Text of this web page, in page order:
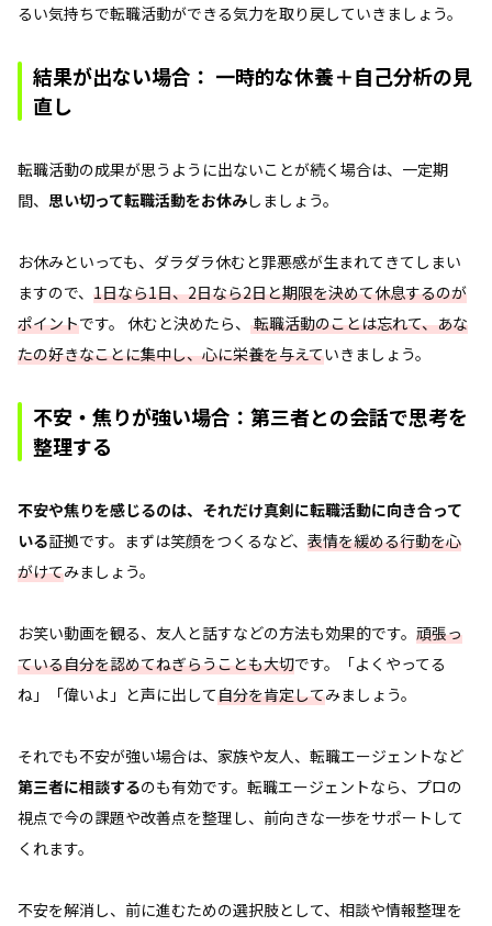
るい気持ちで転職活動ができる気力を取り戻していきましょう。
結果が出ない場合： 一時的な休養＋自己分析の見
直し
転職活動の成果が思うように出ないことが続く場合は、一定期
間、 思い切って転職活動をお休みしましょう。
お休みといっても、ダラダラ休むと罪悪感が生まれてきてしまい
ますので、 1日なら1日、2日なら2日と期限を決めて休息するのが
ポイントです。 休むと決めたら、 転職活動のことは忘れて、あな
たの好きなことに集中し、心に栄養を与えていきましょう。
不安・焦りが強い場合：第三者との会話で思考を
整理する
不安や焦りを感じるのは、それだけ真剣に転職活動に向き合って
いる証拠です。まずは笑顔をつくるなど、 表情を緩める行動を心
がけてみましょう。
お笑い動画を観る、友人と話すなどの方法も効果的です。 頑張っ
ている自分を認めてねぎらうことも大切です。「よくやってる
ね」「偉いよ」と声に出して自分を肯定してみましょう。
それでも不安が強い場合は、家族や友人、転職エージェントなど
第三者に相談するのも有効です。転職エージェントなら、プロの
視点で今の課題や改善点を整理し、前向きな一歩をサポートして
くれます。
不安を解消し、前に進むための選択肢として、相談や情報整理を